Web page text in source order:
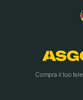
Compra il tuo